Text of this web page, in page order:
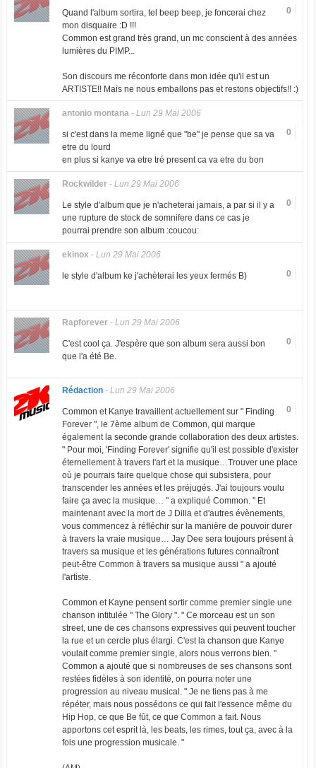
0
Quand l'album sortira, tel beep beep, je foncerai chez
mon disquaire :D !!!
Common est grand très grand, un mc conscient à des années
lumières du PIMP...
Son discours me réconforte dans mon idée qu'il est un
ARTISTE!! Mais ne nous emballons pas et restons objectifs!! :)
antonio montana- Lun 29 Mai 2006
0
si c'est dans la meme ligné que "be" je pense que sa va
etre du lourd
en plus si kanye va etre tré present ca va etre du bon
Rockwilder- Lun 29 Mai 2006
0
Le style d'album que je n'acheterai jamais, a par si il y a
une rupture de stock de somnifere dans ce cas je
pourrai prendre son album :coucou:
ekinox - Lun 29 Mai 2006
0
le style d'album ke j'achèterai les yeux fermés B)
Rapforever- Lun 29 Mai 2006
0
C'est cool ça. J'espère que son album sera aussi bon
que l'a été Be.
Rédaction- Lun 29 Mai 2006
0
Common et Kanye travaillent actuellement sur " Finding
Forever ", le 7ème album de Common, qui marque
également la seconde grande collaboration des deux artistes.
" Pour moi, 'Finding Forever' signifie qu'il est possible d'exister
éternellement à travers l'art et la musique…Trouver une place
où je pourrais faire quelque chose qui subsistera, pour
transcender les années et les préjugés. J'ai toujours voulu
faire ça avec la musique… " a expliqué Common. " Et
maintenant avec la mort de J Dilla et d'autres évènements,
vous commencez à réfléchir sur la manière de pouvoir durer
à travers la vraie musique… Jay Dee sera toujours présent à
travers sa musique et les générations futures connaîtront
peut-être Common à travers sa musique aussi " a ajouté
l'artiste.
Common et Kayne pensent sortir comme premier single une
chanson intitulée " The Glory ". " Ce morceau est un son
street, une de ces chansons expressives qui peuvent toucher
la rue et un cercle plus élargi. C'est la chanson que Kanye
voulait comme premier single, alors nous verrons bien. "
Common a ajouté que si nombreuses de ses chansons sont
restées fidèles à son identité, on pourra noter une
progression au niveau musical. " Je ne tiens pas à me
répéter, mais nous possédons ce qui fait l'essence même du
Hip Hop, ce que Be fût, ce que Common a fait. Nous
apportons cet esprit là, les beats, les rimes, tout ça, avec à la
fois une progression musicale. "